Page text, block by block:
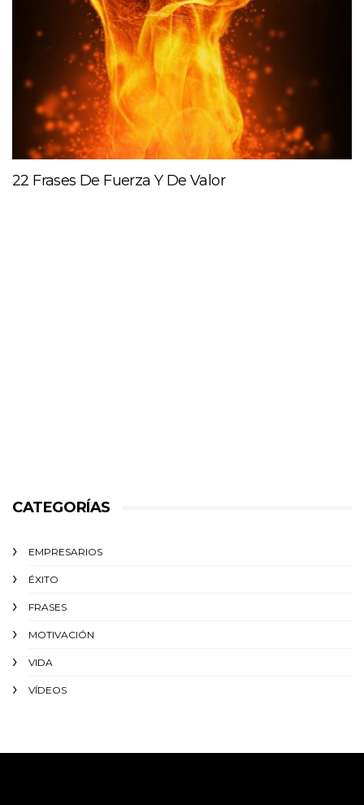
22 Frases De Fuerza Y De Valor
CATEGORÍAS
EMPRESARIOS
ÉXITO‬
FRASES
MOTIVACIÓN
VIDA
VÍDEOS